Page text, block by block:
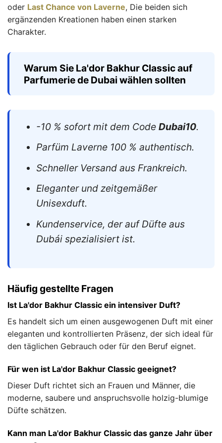
oder Last Chance von Laverne, Die beiden sich
ergänzenden Kreationen haben einen starken
Charakter.
Warum Sie La'dor Bakhur Classic auf
Parfumerie de Dubai wählen sollten
-10 % sofort mit dem Code Dubai10.
Parfüm Laverne 100 % authentisch.
Schneller Versand aus Frankreich.
Eleganter und zeitgemäßer
Unisexduft.
Kundenservice, der auf Düfte aus
Dubái spezialisiert ist.
Häufig gestellte Fragen
Ist La'dor Bakhur Classic ein intensiver Duft?
Es handelt sich um einen ausgewogenen Duft mit einer
eleganten und kontrollierten Präsenz, der sich ideal für
den täglichen Gebrauch oder für den Beruf eignet.
Für wen ist La'dor Bakhur Classic geeignet?
Dieser Duft richtet sich an Frauen und Männer, die
moderne, saubere und anspruchsvolle holzig-blumige
Düfte schätzen.
Kann man La'dor Bakhur Classic das ganze Jahr über